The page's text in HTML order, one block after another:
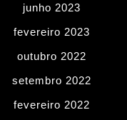
junho 2023
fevereiro 2023
outubro 2022
setembro 2022
fevereiro 2022